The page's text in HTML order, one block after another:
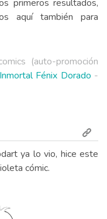
primeros resultados,
aquí también para
(auto-promoción
Fénix Dorado -
ya lo vio, hice este
cómic.